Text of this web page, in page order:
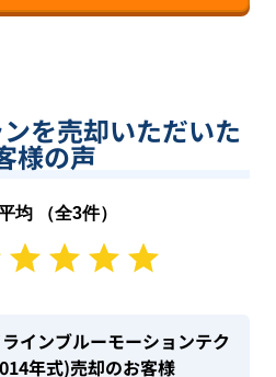
を売却いただいた
様の声
均 （全3件）
インブルーモーションテク
年式)売却のお客様